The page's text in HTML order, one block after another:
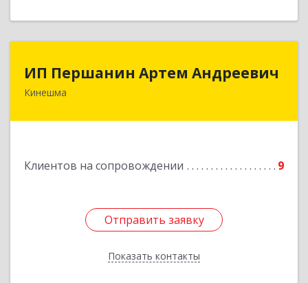
ИП Першанин Артем Андреевич
Кинешма
Клиентов на сопровождении 9
Отправить заявку
Показать контакты
Отправить заявку
Назад